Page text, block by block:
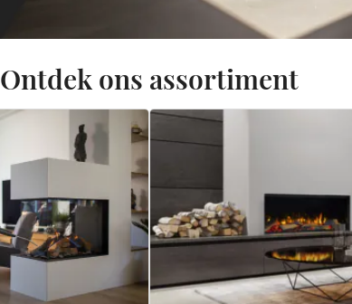
Ontdek ons assortiment